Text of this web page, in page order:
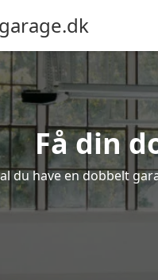
Få din
du have en dobbelt